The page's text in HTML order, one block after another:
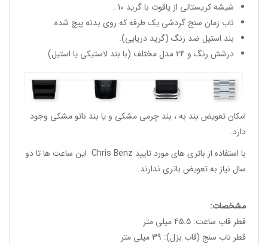
شیشه کریستالی از یاقوت با گرید 10 .
ناب زمان سنج گردشی یک طرفه که روی بدنه پیچ شده.
بند استیل ضد زنگ (گرید دریایی).
درشش رنگ و 24 مدل مختلف (با بند لاستیکی یا استیل).
امکان تعویض بند به ، بند چرمی مشکی و یا بند ناتو مشکی وجود
دارد.
با استفاده از باتری های مورد تایید Chris Benz این ساعت ها تا دو
سال نیاز به تعویض باتری ندارند.
مشخصات:
قطر قاب ساعت: 45.5 میلی متر
قطر ناب سنج (قاب بزل): 39 میلی متر